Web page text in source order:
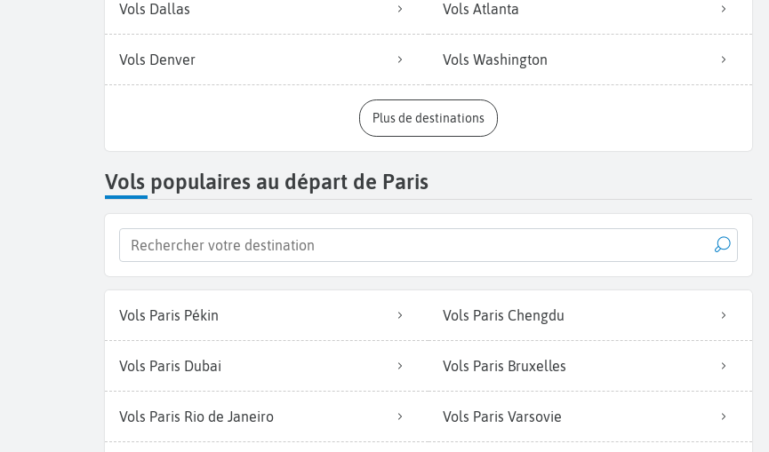
Vols Dallas Vols Atlanta
Vols Denver Vols Washington
Plus de destinations
Vols populaires au départ de Paris
Vols Paris Pékin Vols Paris Chengdu
Vols Paris Dubai Vols Paris Bruxelles
Vols Paris Rio de Janeiro Vols Paris Varsovie